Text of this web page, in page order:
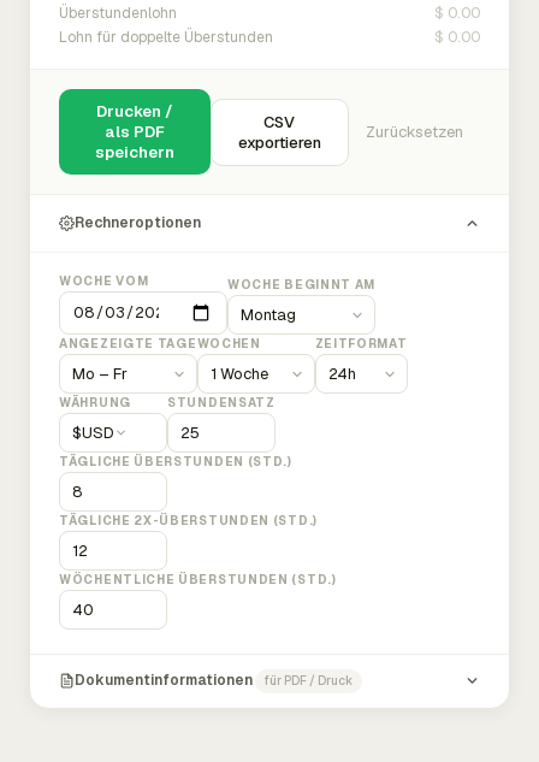
Überstundenlohn $ 0.00
Lohn für doppelte Überstunden $ 0.00
Drucken /
als PDF
speichern
CSV
exportieren
Zurücksetzen
Rechneroptionen
WOCHE VOM WOCHE BEGINNT AM
ANGEZEIGTE TAGEWOCHEN ZEITFORMAT
WÄHRUNG
$USD
STUNDENSATZ
TÄGLICHE ÜBERSTUNDEN (STD.)
TÄGLICHE 2X-ÜBERSTUNDEN (STD.)
WÖCHENTLICHE ÜBERSTUNDEN (STD.)
Dokumentinformationen für PDF / Druck